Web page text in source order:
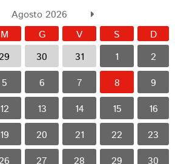
Agosto 2026
M G V S D
29 30 31 1 2
5 6 7 8 9
12 13 14 15 16
19 20 21 22 23
26 27 28 29 30